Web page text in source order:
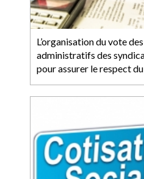
L’organisation du vote
administratifs des
pour assurer le respect